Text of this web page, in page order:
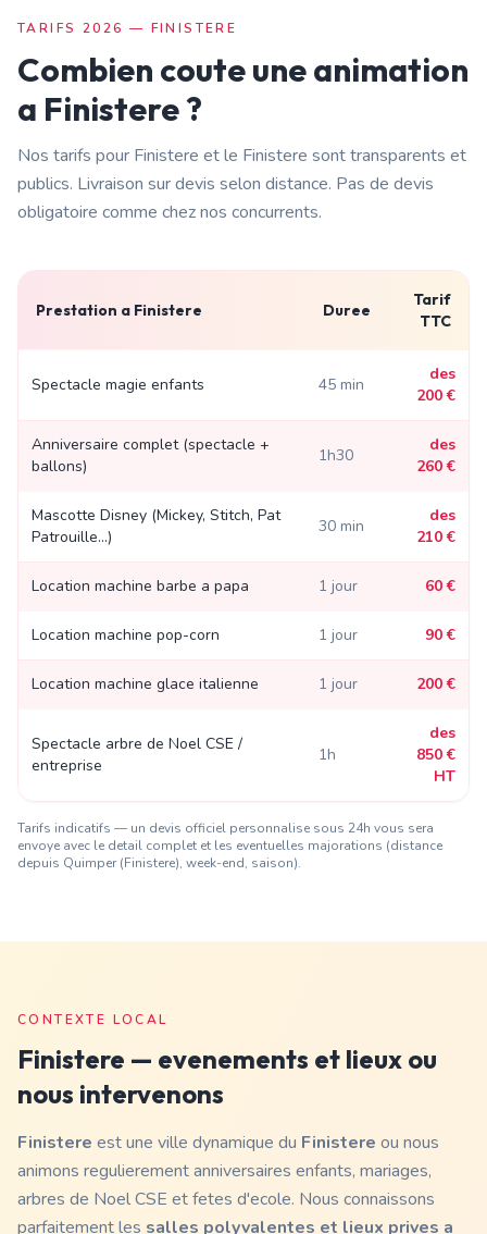
TARIFS 2026 — FINISTERE
Combien coute une animation
a Finistere?
Nos tarifs pour Finistere et le Finistere sont transparents et
publics. Livraison sur devis selon distance. Pas de devis
obligatoire comme chez nos concurrents.
Prestation a Finistere Duree
Tarif
TTC
Spectacle magie enfants 45 min
des
200 €
Anniversaire complet (spectacle +
ballons)
1h30
des
260 €
Mascotte Disney (Mickey, Stitch, Pat
Patrouille...)
30 min
des
210 €
Location machine barbe a papa 1 jour 60 €
Location machine pop-corn 1 jour 90 €
Location machine glace italienne 1 jour 200 €
Spectacle arbre de Noel CSE /
entreprise
1h
des
850 €
HT
Tarifs indicatifs — un devis officiel personnalise sous 24h vous sera
envoye avec le detail complet et les eventuelles majorations (distance
depuis Quimper (Finistere), week-end, saison).
CONTEXTE LOCAL
Finistere — evenements et lieux ou
nous intervenons
Finistere est une ville dynamique du Finistere ou nous
animons regulierement anniversaires enfants, mariages,
arbres de Noel CSE et fetes d'ecole. Nous connaissons
parfaitement les salles polyvalentes et lieux prives a